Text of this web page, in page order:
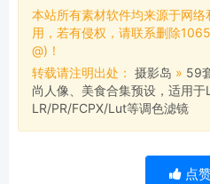
本站所有素材软件均来源于网
用，若有侵权，请联系删除
@)！
转载请注明出处： 摄影岛 » 59
尚人像、美食合集预设，适用
LR/PR/FCPX/Lut等调色滤镜
点